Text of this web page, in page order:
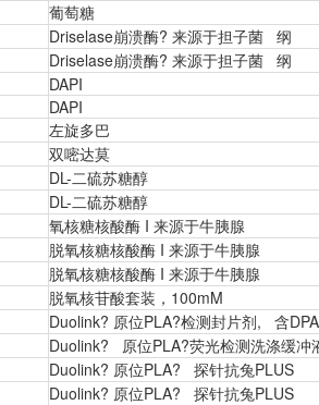
葡萄糖
Driselase崩溃酶? 来源于担子菌 纲
Driselase崩溃酶? 来源于担子菌 纲
DAPI
DAPI
左旋多巴
双嘧达莫
DL-二硫苏糖醇
DL-二硫苏糖醇
氧核糖核酸酶 I 来源于牛胰腺
脱氧核糖核酸酶 I 来源于牛胰腺
脱氧核糖核酸酶 I 来源于牛胰腺
脱氧核苷酸套装，100mM
Duolink? 原位PLA?检测封片剂, 含
Duolink? 原位PLA?荧光检测洗涤缓冲
Duolink? 原位PLA? 探针抗兔PLUS
Duolink? 原位PLA? 探针抗兔PLUS